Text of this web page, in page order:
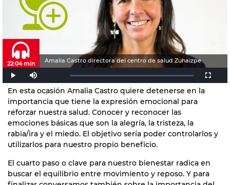
Amalia Castro directora del centro de salud Zuhaizpe
22:04 min
En esta ocasión Amalia Castro quiere detenerse en la
importancia que tiene la expresión emocional para
reforzar nuestra salud. Conocer y reconocer las
emociones básicas que son la alegría, la tristeza, la
rabia/ira y el miedo. El objetivo sería poder controlarlos y
utilizarlos para nuestro propio beneficio.
El cuarto paso o clave para nuestro bienestar radica en
buscar el equilibrio entre movimiento y reposo. Y para